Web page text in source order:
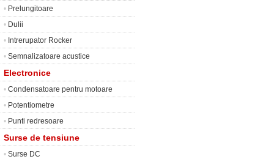
• Prelungitoare
• Dulii
• Intrerupator Rocker
• Semnalizatoare acustice
Electronice
• Condensatoare pentru motoare
• Potentiometre
• Punti redresoare
Surse de tensiune
• Surse DC